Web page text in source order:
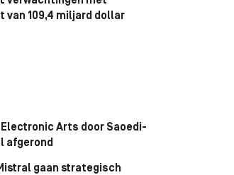
van 109,4 miljard dollar
Electronic Arts door Saoedi-
afgerond
Mistral gaan strategisch